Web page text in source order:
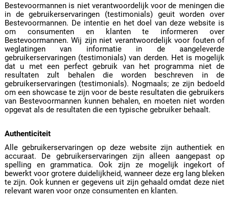
Bestevoormannen is niet verantwoordelijk voor de meningen die
in de gebruikerservaringen (testimonials) geuit worden over
Bestevoormannen. De intentie en het doel van deze website is
om consumenten en klanten te informeren over
Bestevoormannen. Wij zijn niet verantwoordelijk voor fouten of
weglatingen van informatie in de aangeleverde
gebruikerservaringen (testimonials) van derden. Het is mogelijk
dat u met een perfect gebruik van het programma niet de
resultaten zult behalen die worden beschreven in de
gebruikerservaringen (testimonials). Nogmaals; ze zijn bedoeld
om een showcase te zijn voor de beste resultaten die gebruikers
van Bestevoormannen kunnen behalen, en moeten niet worden
opgevat als de resultaten die een typische gebruiker behaalt.
Authenticiteit
Alle gebruikerservaringen op deze website zijn authentiek en
accuraat. De gebruikerservaringen zijn alleen aangepast op
spelling en grammatica. Ook zijn ze mogelijk ingekort of
bewerkt voor grotere duidelijkheid, wanneer deze erg lang bleken
te zijn. Ook kunnen er gegevens uit zijn gehaald omdat deze niet
relevant waren voor onze consumenten en klanten.